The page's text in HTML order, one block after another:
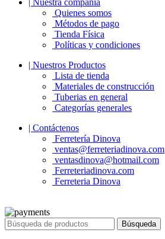
| Nuestra compañia
Quienes somos
Métodos de pago
Tienda Física
Políticas y condiciones
| Nuestros Productos
Lista de tienda
Materiales de construcción
Tuberias en general
Categorías generales
| Contáctenos
Ferretería Dinova
ventas@ferreteriadinova.com
ventasdinova@hotmail.com
Ferreteriadinova.com
Ferreteria Dinova
Búsqueda